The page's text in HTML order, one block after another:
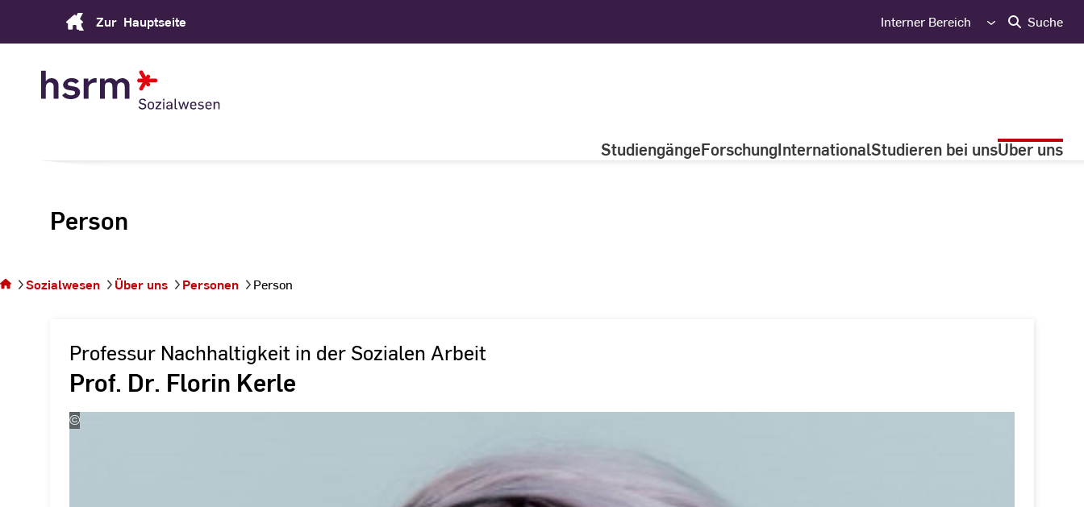
Zur Hauptseite Interner Bereich Suche
StudiengängeForschungInternationalStudieren bei unsÜber uns
Person
sich auf
der
Sozialwesen Über uns Personen Person
Professur Nachhaltigkeit in der Sozialen Arbeit
Prof. Dr. Florin Kerle
©
Foto: